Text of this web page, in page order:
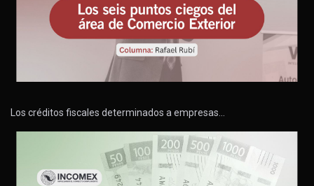
Los créditos fiscales determinados a empresas…